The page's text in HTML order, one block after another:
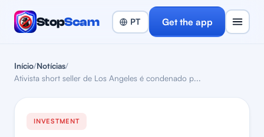
StopScam Get the app
Início/Notícias/
Ativista short seller de Los Angeles é condenado p...
INVESTMENT